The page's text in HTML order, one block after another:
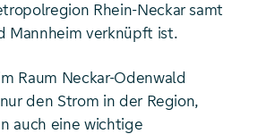
Rhein-Neckar samt
Mannheim verknüpft ist.
Raum Neckar-Odenwald
den Strom in der Region,
auch eine wichtige